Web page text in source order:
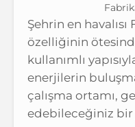
Şehrin en
özelliğinin
kullanımlı
enerjilerin
çalışma ortamı,
edebileceğiniz bir